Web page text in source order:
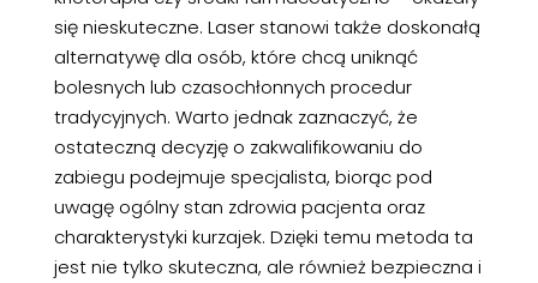
się nieskuteczne. Laser stanowi także doskonałą
alternatywę dla osób, które chcą uniknąć
bolesnych lub czasochłonnych procedur
tradycyjnych. Warto jednak zaznaczyć, że
ostateczną decyzję o zakwalifikowaniu do
zabiegu podejmuje specjalista, biorąc pod
uwagę ogólny stan zdrowia pacjenta oraz
charakterystyki kurzajek. Dzięki temu metoda ta
jest nie tylko skuteczna, ale również bezpieczna i